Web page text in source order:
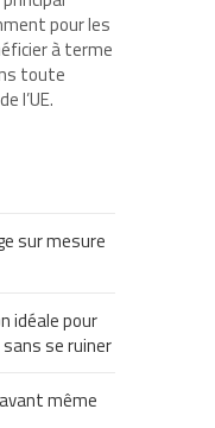
pour les
à terme
toute
l’UE.
sur mesure
idéale pour
se ruiner
même